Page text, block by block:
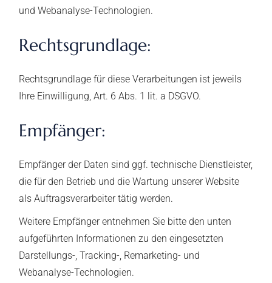
und Webanalyse-Technologien.
Rechtsgrundlage:
Rechtsgrundlage für diese Verarbeitungen ist jeweils
Ihre Einwilligung, Art. 6 Abs. 1 lit. a DSGVO.
Empfänger:
Empfänger der Daten sind ggf. technische Dienstleister,
die für den Betrieb und die Wartung unserer Website
als Auftragsverarbeiter tätig werden.
Weitere Empfänger entnehmen Sie bitte den unten
aufgeführten Informationen zu den eingesetzten
Darstellungs-, Tracking-, Remarketing- und
Webanalyse-Technologien.